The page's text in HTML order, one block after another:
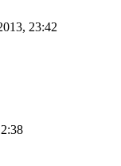
23:42